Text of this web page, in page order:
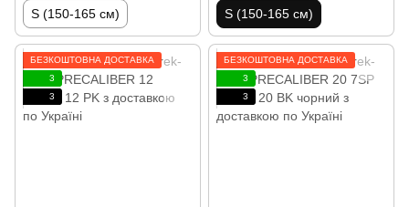
S (150-165 см) S (150-165 см)
БЕЗКОШТОВНА ДОСТАВКА
3
3
БЕЗКОШТОВНА ДОСТАВКА
3
3